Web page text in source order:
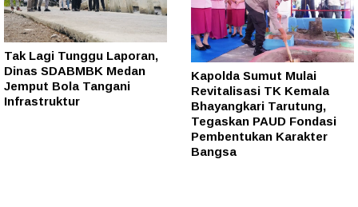
Tak Lagi Tunggu Laporan,
Dinas SDABMBK Medan
Jemput Bola Tangani
Infrastruktur
Kapolda Sumut Mulai
Revitalisasi TK Kemala
Bhayangkari Tarutung,
Tegaskan PAUD Fondasi
Pembentukan Karakter
Bangsa